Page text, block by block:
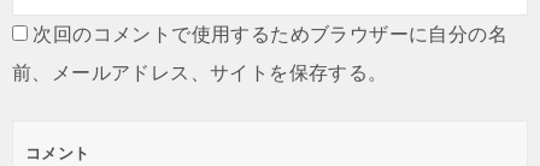
次回のコメントで使用するためブラウザーに自分の名
前、メールアドレス、サイトを保存する。
コメント